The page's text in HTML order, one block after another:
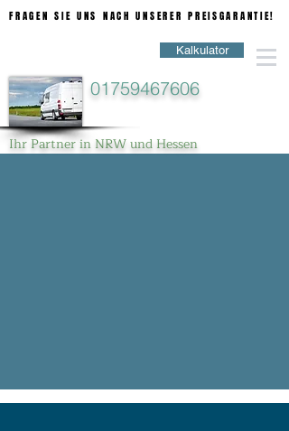
Kalkulator
01759467606
FRAGEN SIE UNS NACH UNSERER PREISGARANTIE!
FRAGEN SIE UNS NACH UNSERER PREISGARANTIE!
Ihr Partner in NRW und Hessen